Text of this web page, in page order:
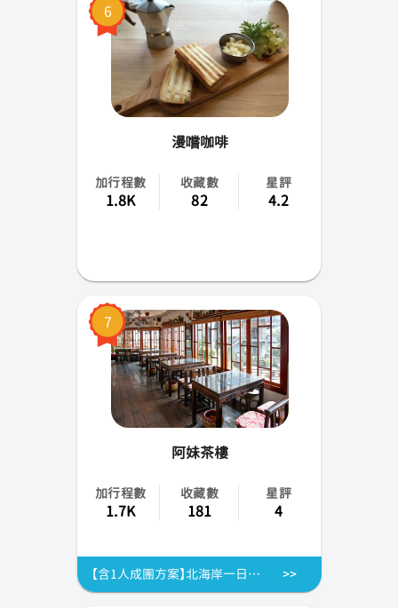
6
漫嚐咖啡
加行程數
1.8K
收藏數
82
星評
4.2
7
阿妹茶樓
加行程數
1.7K
收藏數
181
星評
4
【含1人成團方案】北海岸一日遊|九份&野柳 &十分&阿妹茶樓&黃金瀑布|日間夜間 多語服務|保證出團|早鳥方案加贈 佳賓牛軋餅